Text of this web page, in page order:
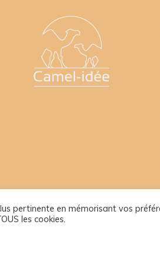
pertinente en mémorisant vos
les cookies.